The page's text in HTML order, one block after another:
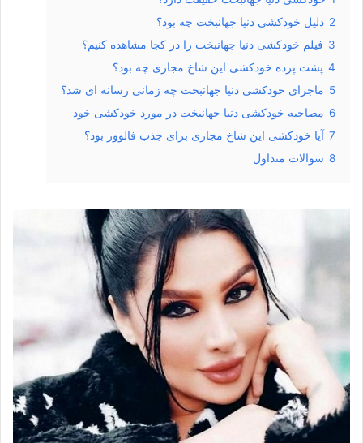
2 دلیل خودکشی دنیا جهانبخت چه بود؟
3 فیلم خودکشی دنیا جهانبخت را در کجا مشاهده کنیم؟
4 پشت پرده خودکشی این شاخ مجازی چه بود؟
5 ماجرای خودکشی دنیا جهانبخت چه زمانی رسانه ای شد؟
6 مصاحبه خودکشی دنیا جهانبخت در مورد خودکشی خود
7 آیا خودکشی این شاخ مجازی برای جذب فالوور بود؟
8 سوالات متداول